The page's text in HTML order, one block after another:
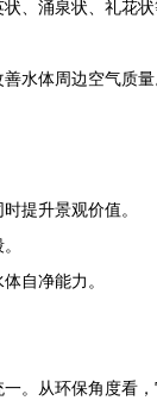
、涌泉状、礼
水体周边空气质量
提升景观价值。
自净能力。
。从环保角度看